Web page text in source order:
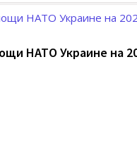
НАТО Украине на